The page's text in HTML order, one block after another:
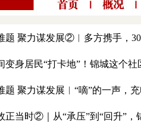
题 聚力谋发展②︱多方携手，
变身居民“打卡地”！锦城这个社
题 聚力谋发展︱“嘀”的一声，
正当时②｜从“承压”到“回升”